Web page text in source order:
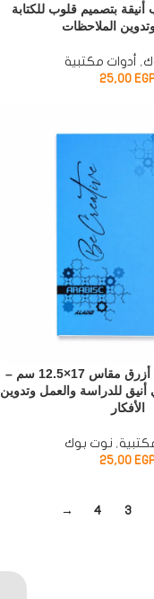
بتصميم قلوب للكتابة
وتدوين الملاحظات
, أدوات مكتبية
25,00
نوت سلك أرابيسك أزرق مقاس 17×12.5 سم –
للدراسة والعمل وتدوين
الأفكار
, نوت بوك
25,00
3
4
→